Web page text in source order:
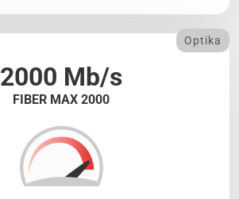
2000 Mb/s
FIBER MAX 2000
Optika